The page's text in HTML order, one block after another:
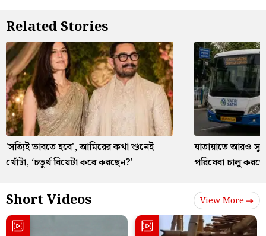
Related Stories
'সত্যিই ভাবতে হবে', আমিরের কথা শুনেই
খোঁটা, ‘চতুর্থ বিয়েটা কবে করছেন?'
যাতায়াতে আরও
পরিষেবা চালু করছে
Short Videos View More